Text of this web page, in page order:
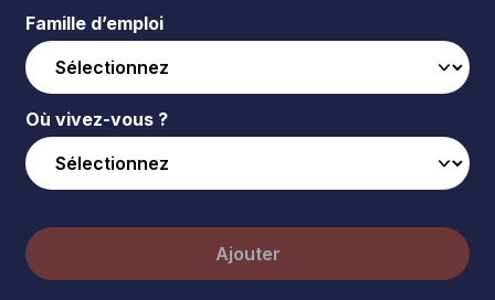
Famille d’emploi
Où vivez-vous ?
Ajouter